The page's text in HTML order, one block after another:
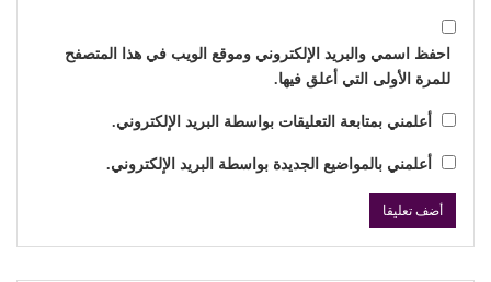
احفظ اسمي والبريد الإلكتروني وموقع الويب في هذا المتصفح
للمرة الأولى التي أعلق فيها.
أعلمني بمتابعة التعليقات بواسطة البريد الإلكتروني.
أعلمني بالمواضيع الجديدة بواسطة البريد الإلكتروني.